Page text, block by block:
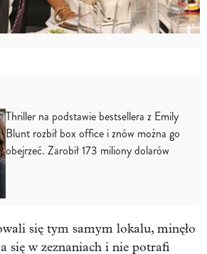
Thriller na podstawie bestsellera z Emily
Blunt rozbił box office i znów można go
obejrzeć. Zarobił 173 miliony dolarów
się tym samym lokalu, minęło
się w zeznaniach i nie potrafi